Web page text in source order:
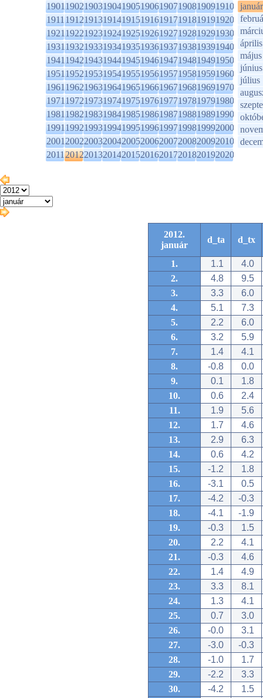
1901190219031904190519061907190819091910
1911191219131914191519161917191819191920
1921192219231924192519261927192819291930
1931193219331934193519361937193819391940
1941194219431944194519461947194819491950
1951195219531954195519561957195819591960
1961196219631964196519661967196819691970
1971197219731974197519761977197819791980
1981198219831984198519861987198819891990
1991199219931994199519961997199819992000
2001200220032004200520062007200820092010
2011201220132014201520162017201820192020
január
április
május
június
július
2012.
január
d_ta d_tx
1. 1.1
4.0
2.
4.8
9.5
3.
3.3
6.0
4.
5.1
7.3
5.
2.2
6.0
6.
3.2
5.9
7.
1.4
4.1
8.
-0.8
0.0
9.
0.1
1.8
10.
0.6
2.4
11.
1.9
5.6
12.
1.7
4.6
13.
2.9
6.3
14.
0.6
4.2
15.
-1.2
1.8
16.
-3.1
0.5
17.
-4.2
-0.3
18.
-4.1
-1.9
19.
-0.3
1.5
20.
2.2
4.1
21.
-0.3
4.6
22.
1.4
4.9
23.
3.3
8.1
24.
1.3
4.1
25.
0.7
3.0
26.
-0.0
3.1
27.
-3.0
-0.3
28.
-1.0
1.7
29.
-2.2
3.3
30.
-4.2
1.5